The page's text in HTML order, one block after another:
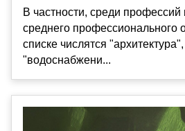
В частности, среди профессий
среднего профессионального
списке числятся
"водоснабжени...